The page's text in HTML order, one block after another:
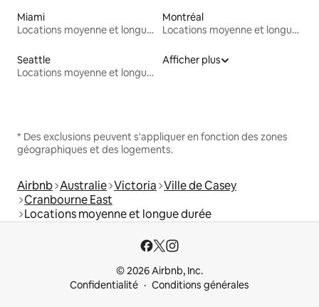
Miami
Locations moyenne et longue durée
Montréal
Locations moyenne et longue durée
Seattle
Locations moyenne et longue durée
Afficher plus
* Des exclusions peuvent s'appliquer en fonction des zones
géographiques et des logements.
Airbnb Australie Victoria Ville de Casey
Cranbourne East
Locations moyenne et longue durée
© 2026 Airbnb, Inc.
Confidentialité
Conditions générales